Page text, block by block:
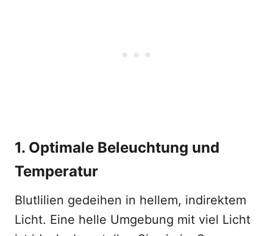
1. Optimale Beleuchtung und
Temperatur
Blutlilien gedeihen in hellem, indirektem
Licht. Eine helle Umgebung mit viel Licht